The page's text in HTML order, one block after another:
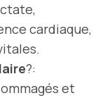
cardiaque,
?:
et